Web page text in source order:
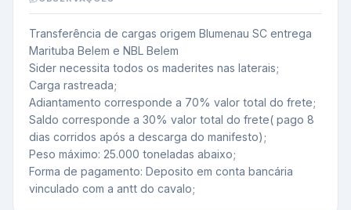
Transferência de cargas origem Blumenau SC entrega
Marituba Belem e NBL Belem
Sider necessita todos os maderites nas laterais;
Carga rastreada;
Adiantamento corresponde a 70% valor total do frete;
Saldo corresponde a 30% valor total do frete( pago 8
dias corridos após a descarga do manifesto);
Peso máximo: 25.000 toneladas abaixo;
Forma de pagamento: Deposito em conta bancária
vinculado com a antt do cavalo;